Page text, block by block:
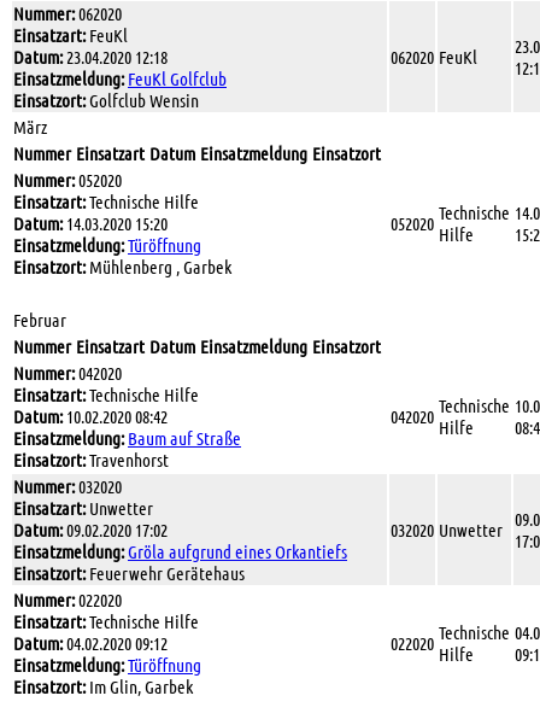
Nummer:062020
Einsatzart:FeuKl
Datum:23.04.2020 12:18
Einsatzmeldung: FeuKl Golfclub
Einsatzort:Golfclub Wensin
062020 FeuKl
März
Nummer Einsatzart Datum Einsatzmeldung Einsatzort
Nummer:052020
Einsatzart:Technische Hilfe
Datum:14.03.2020 15:20
Einsatzmeldung:Türöffnung
Einsatzort:Mühlenberg , Garbek
052020 Technische
Hilfe
Februar
Nummer Einsatzart Datum Einsatzmeldung Einsatzort
Nummer:042020
Einsatzart:Technische Hilfe
Datum:10.02.2020 08:42
Einsatzmeldung: Baum auf Straße
Einsatzort:Travenhorst
042020 Technische
Hilfe
Nummer:032020
Einsatzart:Unwetter
Datum:09.02.2020 17:02
Einsatzmeldung:Gröla aufgrund eines Orkantiefs
Einsatzort:Feuerwehr Gerätehaus
032020 Unwetter
Nummer:022020
Einsatzart:Technische Hilfe
Datum:04.02.2020 09:12
Einsatzmeldung:Türöffnung
Einsatzort:Im Glin, Garbek
022020 Technische
Hilfe